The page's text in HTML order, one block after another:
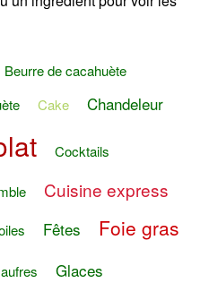
Beurre de cacahuète
Cake Chandeleur
Cocktails
Cuisine express
Fêtes Foie gras
Glaces